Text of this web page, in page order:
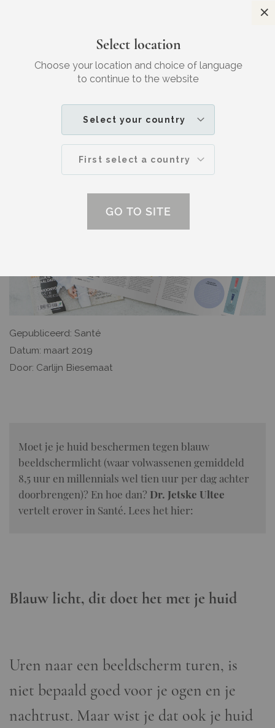
Blauw licht, dit doet het met je huid
Gepubliceerd: Santé
Datum: maart 2019
Door: Carlijn Biesemaat
Moet je je huid beschermen tegen blauw
beeldschermlicht (waar volwassenen gemiddeld
8,5 uur en millennials wel tien uur per dag achter
doorbrengen)? En hoe dan? Dr. Jetske Ultee
vertelt erover in Santé. Lees het hier:
Blauw licht, dit doet het met je huid
Uren naar een beeldscherm turen, is
niet bepaald goed voor je ogen en je
nachtrust. Maar wist je dat ook je huid
Select location
Choose your location and choice of language
to continue to the website
Select your country
First select a country
GO TO SITE